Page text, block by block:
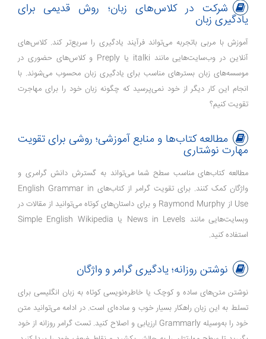
شرکت در کلاس‌های زبان؛ روش قدیمی برای
یادگیری زبان
آموزش با مربی باتجربه می‌تواند فرآیند یادگیری را سریع‌تر کند. کلاس‌های
آنلاین در وب‌سایت‌هایی مانند italki یا Preply و کلاس‌های حضوری در
موسسه‌های زبان بسترهای مناسب برای یادگیری زبان محسوب می‌شوند. با
انجام این کار دیگر از خود نمی‌پرسید که چگونه زبان خود را برای مهاجرت
تقویت کنیم؟
مطالعه کتاب‌ها و منابع آموزشی؛ روشی برای تقویت
مهارت نوشتاری
مطالعه کتاب‌های مناسب سطح شما می‌تواند به گسترش دانش گرامری و
واژگان کمک کنند. برای تقویت گرامر از کتاب‌های English Grammar in
Use از Raymond Murphy و برای داستان‌‌های کوتاه می‌توانید از مقالات در
وبسایت‌هایی مانند News in Levels یا Simple English Wikipedia
استفاده کنید.
نوشتن روزانه؛ یادگیری گرامر و واژگان
نوشتن متن‌های ساده و کوچک یا خاطره‌نویسی کوتاه به زبان انگلیسی برای
تسلط به این زبان راهکار بسیار خوب و ساده‌ای است. در ادامه می‌توانید متن
خود را به‌وسیله Grammarly ارزیابی و اصلاح کنید. تست گرامر روزانه از خود